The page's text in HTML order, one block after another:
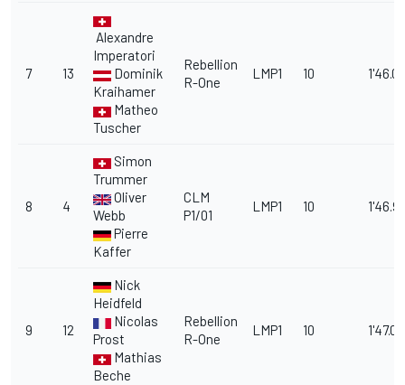
7 13
Alexandre
Imperatori
Dominik
Kraihamer
Matheo
Tuscher
Rebellion
R-One
LMP1 10
8 4
Simon
Trummer
Oliver
Webb
Pierre
Kaffer
CLM
P1/01
LMP1 10
9 12
Nick
Heidfeld
Nicolas
Prost
Mathias
Beche
Rebellion
R-One
LMP1 10